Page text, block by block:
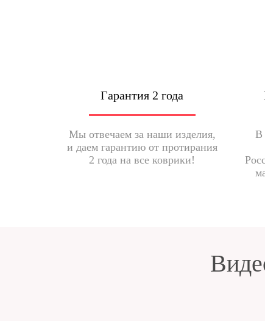
Гарантия 2 года
Мы отвечаем за наши изделия,
и даем гарантию от протирания
2 года на все коврики!
В